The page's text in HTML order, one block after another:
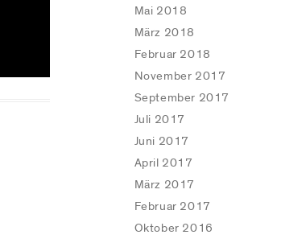
Mai 2018
März 2018
Februar 2018
November 2017
September 2017
Juli 2017
Juni 2017
April 2017
März 2017
Februar 2017
Oktober 2016